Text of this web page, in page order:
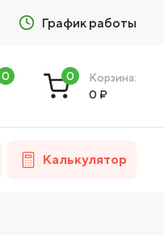
График работы
0 0
Корзина:
0 ₽
Калькулятор